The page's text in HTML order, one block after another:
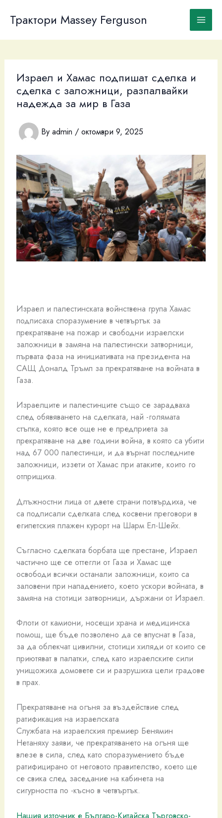
content
Трактори Massey Ferguson
Израел и Хамас подпишат сделка и
сделка с заложници, разпалвайки
надежда за мир в Газа
By admin / октомври 9, 2025
Израел и палестинската войнствена група Хамас
подписаха споразумение в четвъртък за
прекратяване на пожар и свободни израелски
заложници в замяна на палестински затворници,
първата фаза на инициативата на президента на
САЩ Доналд Тръмп за прекратяване на войната в
Газа.
Израелците и палестинците също се зарадваха
след обявяването на сделката, най -голямата
стъпка, която все още не е предприета за
прекратяване на две години война, в която са убити
над 67 000 палестинци, и да върнат последните
заложници, иззети от Хамас при атаките, които го
отприщиха.
Длъжностни лица от двете страни потвърдиха, че
са подписали сделката след косвени преговори в
египетския плажен курорт на Шарм Ел-Шейх.
Съгласно сделката борбата ще престане, Израел
частично ще се оттегли от Газа и Хамас ще
освободи всички останали заложници, които са
заловени при нападението, което ускори войната, в
замяна на стотици затворници, държани от Израел.
Флоти от камиони, носещи храна и медицинска
помощ, ще бъде позволено да се впуснат в Газа,
за да облекчат цивилни, стотици хиляди от които се
приютяват в палатки, след като израелските сили
унищожиха домовете си и разрушиха цели градове
в прах.
Прекратяване на огъня за въздействие след
ратификация на израелската
Службата на израелския премиер Бенямин
Нетаняху заяви, че прекратяването на огъня ще
влезе в сила, след като споразумението бъде
ратифицирано от неговото правителство, което ще
се свика след заседание на кабинета на
сигурността по -късно в четвъртък.
Нашия източник е Българо-Китайска Търговско-